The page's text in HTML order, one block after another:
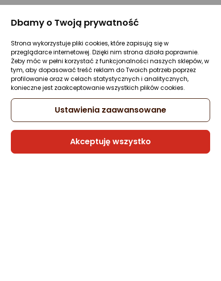
Dbamy o Twoją prywatność
Strona wykorzystuje pliki cookies, które zapisują się w
przeglądarce internetowej. Dzięki nim strona działa poprawnie.
Żeby móc w pełni korzystać z funkcjonalności naszych sklepów, w
tym, aby dopasować treść reklam do Twoich potrzeb poprzez
profilowanie oraz w celach statystycznych i analitycznych,
konieczne jest zaakceptowanie wszystkich plików cookies.
Ustawienia zaawansowane
Akceptuję wszystko